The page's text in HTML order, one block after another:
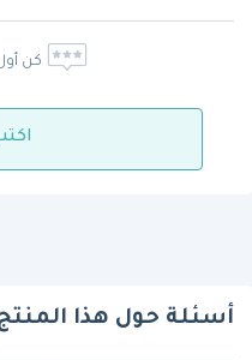
كن
أسئلة حول هذا